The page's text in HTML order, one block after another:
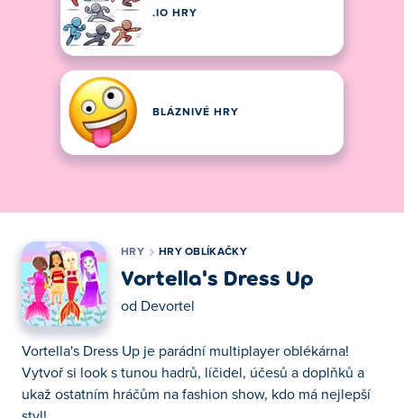
.IO HRY
BLÁZNIVÉ HRY
HRY HRY OBLÍKAČKY
Vortella's Dress Up
od Devortel
Vortella's Dress Up je parádní multiplayer oblékárna!
Vytvoř si look s tunou hadrů, líčidel, účesů a doplňků a
ukaž ostatním hráčům na fashion show, kdo má nejlepší